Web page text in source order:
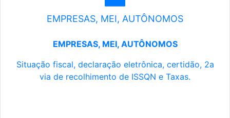
EMPRESAS, MEI, AUTÔNOMOS
EMPRESAS, MEI, AUTÔNOMOS
Situação fiscal, declaração eletrônica, certidão, 2a
via de recolhimento de ISSQN e Taxas.